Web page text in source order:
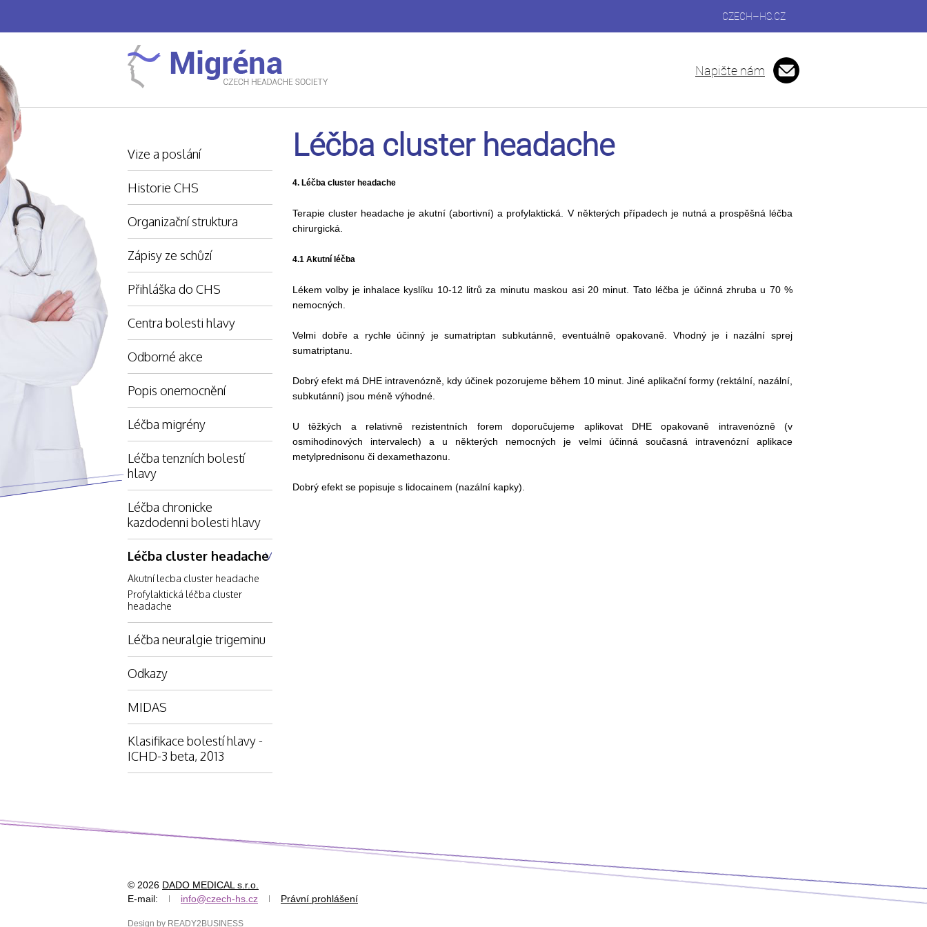
Napište nám
Léčba cluster headache
4. Léčba cluster headache
Terapie cluster headache je akutní (abortivní) a profylaktická. V některých případech je nutná a prospěšná léčba
chirurgická.
4.1 Akutní léčba
Lékem volby je inhalace kyslíku 10-12 litrů za minutu maskou asi 20 minut. Tato léčba je účinná zhruba u 70 %
nemocných.
Velmi dobře a rychle účinný je sumatriptan subkutánně, eventuálně opakovaně. Vhodný je i nazální sprej
sumatriptanu.
Dobrý efekt má DHE intravenózně, kdy účinek pozorujeme během 10 minut. Jiné aplikační formy (rektální, nazální,
subkutánní) jsou méně výhodné.
U těžkých a relativně rezistentních forem doporučujeme aplikovat DHE opakovaně intravenózně (v
osmihodinových intervalech) a u některých nemocných je velmi účinná současná intravenózní aplikace
metylprednisonu či dexamethazonu.
Dobrý efekt se popisuje s lidocainem (nazální kapky).
Vize a poslání
Historie CHS
Organizační struktura
Zápisy ze schůzí
Přihláška do CHS
Centra bolesti hlavy
Odborné akce
Popis onemocnění
Léčba migrény
Léčba tenzních bolestí
hlavy
Léčba chronicke
kazdodenni bolesti hlavy
Léčba cluster headache
Akutní lecba cluster headache
Profylaktická léčba cluster
headache
Léčba neuralgie trigeminu
Odkazy
MIDAS
Klasifikace bolestí hlavy -
ICHD-3 beta, 2013
CZECH–HS.CZ
© 2026 DADO MEDICAL s.r.o.
E-mail:
info@czech-hs.cz Právní prohlášení
Design by READY2BUSINESS